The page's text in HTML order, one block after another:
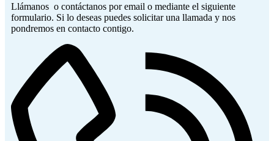
Llámanos o contáctanos por email o mediante el siguiente
formulario. Si lo deseas puedes solicitar una llamada y nos
pondremos en contacto contigo.